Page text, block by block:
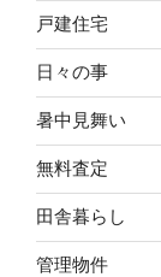
戸建住宅
日々の事
暑中見舞い
無料査定
田舎暮らし
管理物件